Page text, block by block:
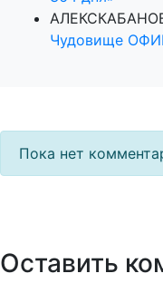
Чудовище
Пока нет
Оставить